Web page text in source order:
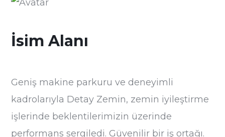
İsim Alanı
Geniş makine parkuru ve deneyimli
kadrolarıyla Detay Zemin, zemin iyileştirme
işlerinde beklentilerimizin üzerinde
performans sergiledi. Güvenilir bir iş ortağı.